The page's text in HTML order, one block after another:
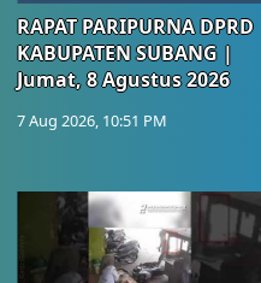
RAPAT PARIPURNA DPRD
KABUPATEN SUBANG |
Jumat, 8 Agustus 2026
7 Aug 2026, 10:51 PM